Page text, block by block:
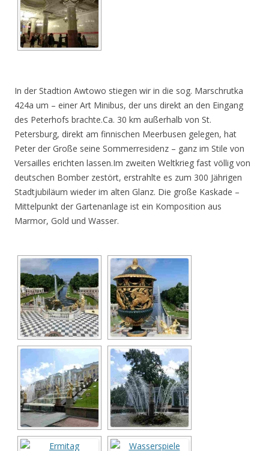
In der Stadtion Awtowo stiegen wir in die sog. Marschrutka
424a um – einer Art Minibus, der uns direkt an den Eingang
des Peterhofs brachte.Ca. 30 km außerhalb von St.
Petersburg, direkt am finnischen Meerbusen gelegen, hat
Peter der Große seine Sommerresidenz – ganz im Stile von
Versailles erichten lassen.Im zweiten Weltkrieg fast völlig von
deutschen Bomber zestört, erstrahlte es zum 300 Jährigen
Stadtjubiläum wieder im alten Glanz. Die große Kaskade –
Mittelpunkt der Gartenanlage ist ein Komposition aus
Marmor, Gold und Wasser.